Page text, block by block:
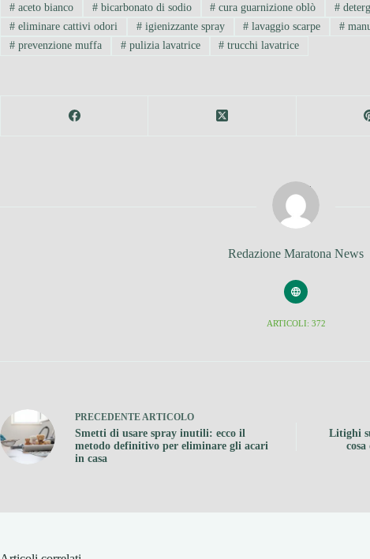
#aceto bianco #bicarbonato di sodio # cura guarnizione oblò #
#eliminare cattivi odori #igienizzante spray # lavaggio scarpe #
#prevenzione muffa #pulizia lavatrice # trucchi lavatrice
Redazione Maratona News
ARTICOLI: 372
PRECEDENTE ARTICOLO
Smetti di usare spray inutili: ecco il
metodo definitivo per eliminare gli acari
in casa
Litighi